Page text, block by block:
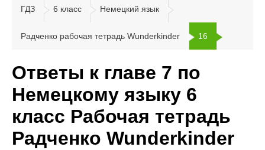
ГДЗ 6 класс Немецкий язык
Радченко рабочая тетрадь Wunderkinder 16
Ответы к главе 7 по
Немецкому языку 6
класс Рабочая тетрадь
Радченко Wunderkinder